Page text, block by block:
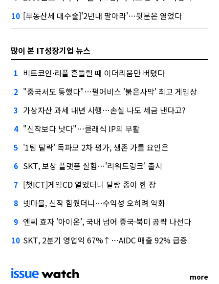
10 [부동산세 대수술]'2년내 팔아라'…뒷문은 열었다
많이 본 IT성장기업 뉴스
1 비트코인·리플 흔들릴 때 이더리움만 버텼다
2 "중국서도 통했다"…펄어비스 '붉은사막' 최고 게임상
3 가상자산 과세 내년 시행…손실 나도 세금 낸다고?
4 "신작보다 낫다"…클래식 IP의 부활
5 '1팀 탈락' 독파모 2차 평가, 생존 가를 요인은
6 SKT, 보상 플랫폼 실험…'리워드링크' 출시
7 [챗ICT]게임CD 열었더니 달랑 종이 한 장
8 넷마블, 신작 힘줬더니…수익성 오히려 악화
9 엔씨 효자 '아이온', 국내 넘어 중국·북미 공략 나선다
10 SKT, 2분기 영업익 67%↑…AIDC 매출 92% 급증
more